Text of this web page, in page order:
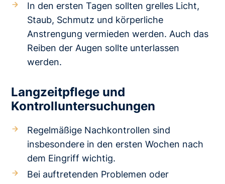
In den ersten Tagen sollten grelles Licht,
Staub, Schmutz und körperliche
Anstrengung vermieden werden. Auch das
Reiben der Augen sollte unterlassen
werden.
Langzeitpflege und
Kontrolluntersuchungen
Regelmäßige Nachkontrollen sind
insbesondere in den ersten Wochen nach
dem Eingriff wichtig.
Bei auftretenden Problemen oder